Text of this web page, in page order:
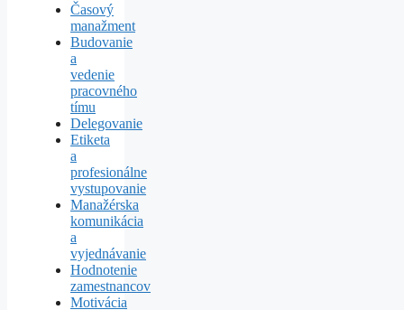
Časový
manažment
Budovanie
a
vedenie
pracovného
tímu
Delegovanie
Etiketa
a
profesionálne
vystupovanie
Manažérska
komunikácia
a
vyjednávanie
Hodnotenie
zamestnancov
Motivácia